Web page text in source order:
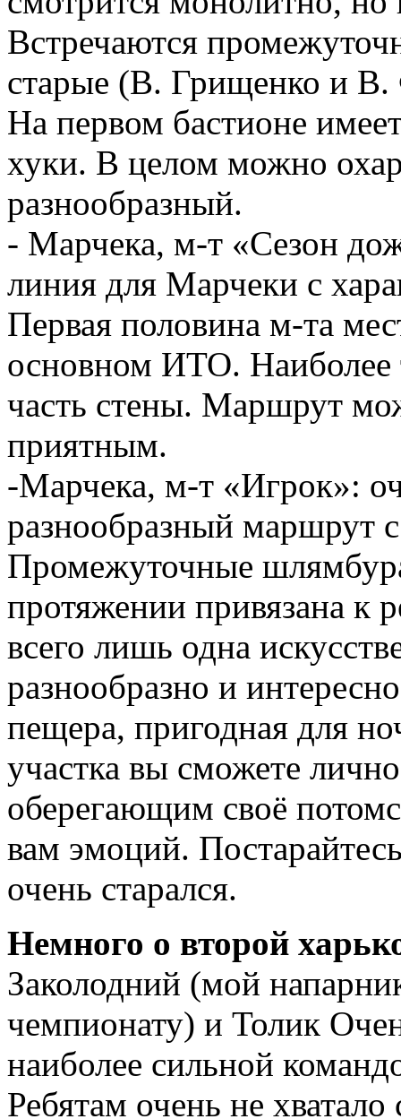
Встречаются
старые (В. Грищенко и В.
На первом бастионе
хуки. В целом можно
разнообразный.
- Марчека, м-т «Сезон
линия для Марчеки с
Первая половина м-та
основном ИТО. Наиболее
часть стены. Маршрут
приятным.
-Марчека, м-т «Игрок»:
разнообразный маршрут
Промежуточные
протяжении привязана к
всего лишь одна
разнообразно и
пещера, пригодная для
участка вы сможете
оберегающим своё
вам эмоций.
очень старался.
Немного о второй
Заколодний (мой
чемпионату) и Толик
наиболее сильной
Ребятам очень не